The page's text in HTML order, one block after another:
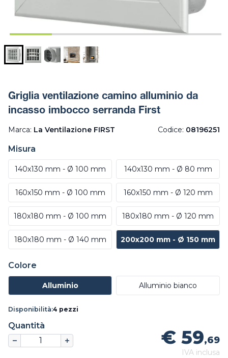
Griglia ventilazione camino alluminio da
incasso imbocco serranda First
Marca: La Ventilazione FIRST Codice: 08196251
Misura
140x130 mm - Ø 100 mm 140x130 mm - Ø 80 mm
160x150 mm - Ø 100 mm 160x150 mm - Ø 120 mm
180x180 mm - Ø 100 mm 180x180 mm - Ø 120 mm
180x180 mm - Ø 140 mm 200x200 mm - Ø 150 mm
Colore
Alluminio Alluminio bianco
Disponibilità:4 pezzi
Quantità
€ 59,69
IVA inclusa